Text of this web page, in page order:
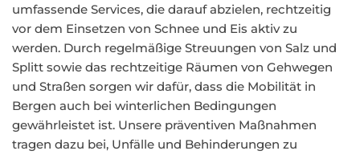
umfassende Services, die darauf abzielen, rechtzeitig
vor dem Einsetzen von Schnee und Eis aktiv zu
werden. Durch regelmäßige Streuungen von Salz und
Splitt sowie das rechtzeitige Räumen von Gehwegen
und Straßen sorgen wir dafür, dass die Mobilität in
Bergen auch bei winterlichen Bedingungen
gewährleistet ist. Unsere präventiven Maßnahmen
tragen dazu bei, Unfälle und Behinderungen zu